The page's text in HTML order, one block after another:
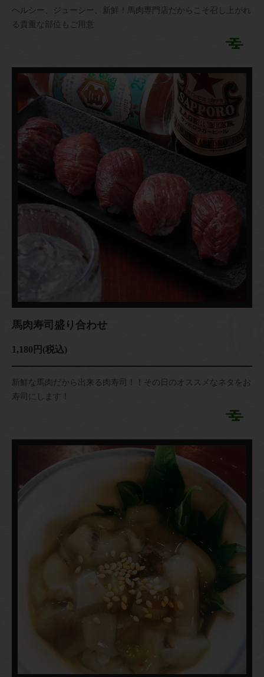
ヘルシー、ジューシー、新鮮！馬肉専門店だからこそ召し上がれ
る貴重な部位もご用意
馬肉寿司盛り合わせ
1,180円 (税込)
新鮮な馬肉だから出来る肉寿司！！その日のオススメなネタをお
寿司にします！